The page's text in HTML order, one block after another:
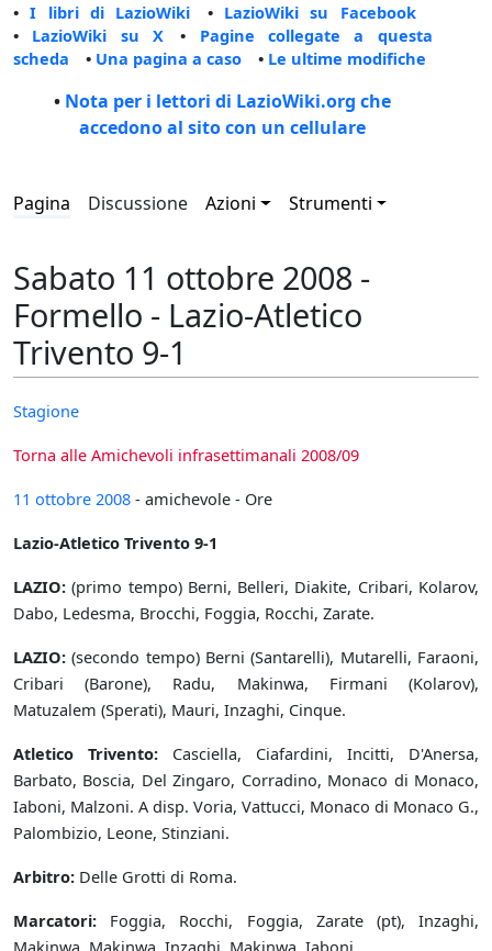
•I libri di LazioWiki • LazioWiki su Facebook
• LazioWiki su X • Pagine collegate a questa
scheda • Una pagina a caso • Le ultime modifiche
• Nota per i lettori di LazioWiki.org che
accedono al sito con un cellulare
Pagina Discussione Azioni Strumenti
Sabato 11 ottobre 2008 -
Formello - Lazio-Atletico
Trivento 9-1
Stagione
Torna alle Amichevoli infrasettimanali 2008/09
11 ottobre 2008 - amichevole - Ore
Lazio-Atletico Trivento 9-1
LAZIO: (primo tempo) Berni, Belleri, Diakite, Cribari, Kolarov,
Dabo, Ledesma, Brocchi, Foggia, Rocchi, Zarate.
LAZIO: (secondo tempo) Berni (Santarelli), Mutarelli, Faraoni,
Cribari (Barone), Radu, Makinwa, Firmani (Kolarov),
Matuzalem (Sperati), Mauri, Inzaghi, Cinque.
Atletico Trivento: Casciella, Ciafardini, Incitti, D'Anersa,
Barbato, Boscia, Del Zingaro, Corradino, Monaco di Monaco,
Iaboni, Malzoni. A disp. Voria, Vattucci, Monaco di Monaco G.,
Palombizio, Leone, Stinziani.
Arbitro: Delle Grotti di Roma.
Marcatori: Foggia, Rocchi, Foggia, Zarate (pt), Inzaghi,